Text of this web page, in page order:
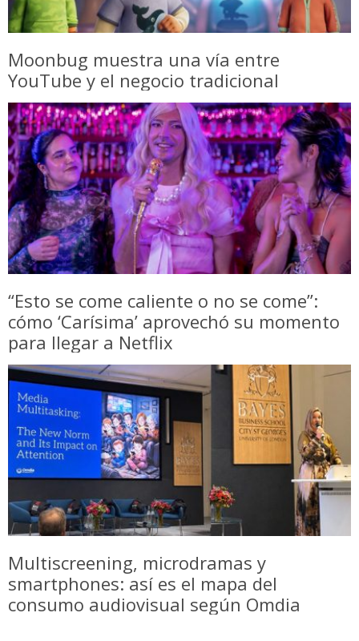
Moonbug muestra una vía entre
YouTube y el negocio tradicional
“Esto se come caliente o no se come”:
cómo ‘Carísima’ aprovechó su momento
para llegar a Netflix
Multiscreening, microdramas y
smartphones: así es el mapa del
consumo audiovisual según Omdia